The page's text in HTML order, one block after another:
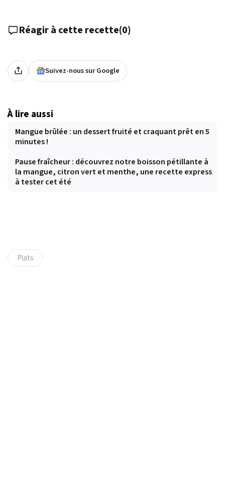
Réagir à cette recette(0)
Suivez-nous sur Google
À lire aussi
Mangue brûlée : un dessert fruité et craquant prêt en 5
minutes !
Pause fraîcheur : découvrez notre boisson pétillante à
la mangue, citron vert et menthe, une recette express
à tester cet été
Plats